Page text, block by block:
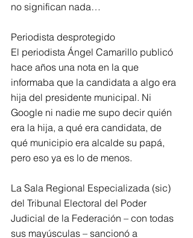
no significan nada…
Periodista desprotegido
El periodista Ángel Camarillo publicó
hace años una nota en la que
informaba que la candidata a algo era
hija del presidente municipal. Ni
Google ni nadie me supo decir quién
era la hija, a qué era candidata, de
qué municipio era alcalde su papá,
pero eso ya es lo de menos.
La Sala Regional Especializada (sic)
del Tribunal Electoral del Poder
Judicial de la Federación – con todas
sus mayúsculas – sancionó a